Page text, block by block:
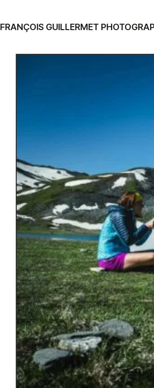
FRANÇOIS GUILLERMET